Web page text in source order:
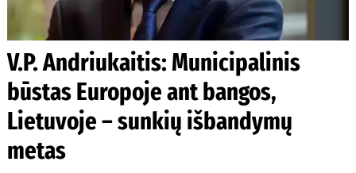
V.P. Andriukaitis: Municipalinis
būstas Europoje ant bangos,
Lietuvoje – sunkių išbandymų
metas